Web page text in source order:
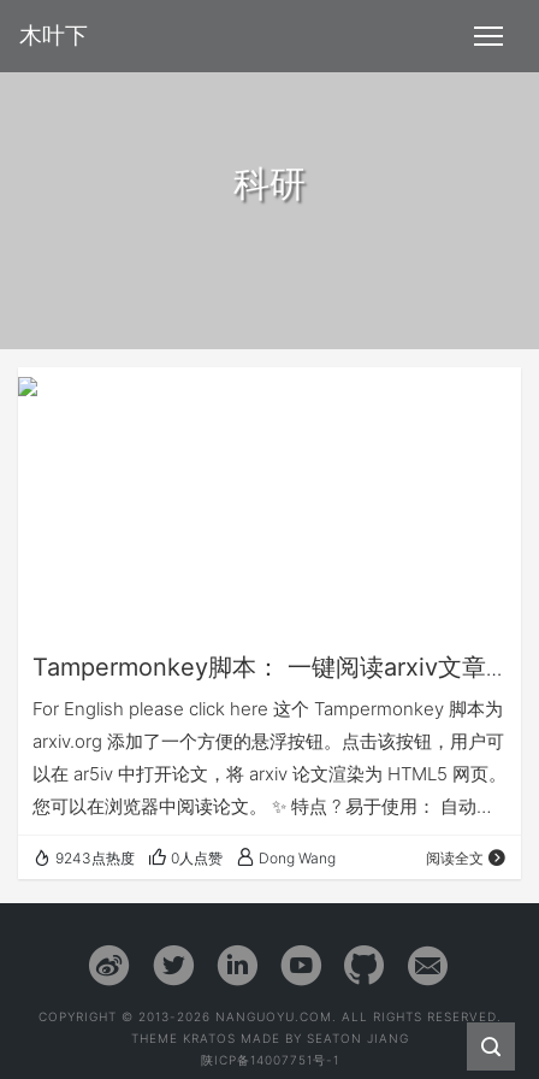
木叶下
科研
Tampermonkey脚本： 一键阅读arxiv文章
的HTML5页面
For English please click here 这个 Tampermonkey 脚本为
arxiv.org 添加了一个方便的悬浮按钮。点击该按钮，用户可
以在 ar5iv 中打开论文，将 arxiv 论文渲染为 HTML5 网页。
您可以在浏览器中阅读论文。 ✨ 特点 ? 易于使用： 自动在
钮仅在摘要页底部显示。 ? 安装 确保在您的浏览器中安装了
Tampermonkey。 点击 从 GitHub 安装。 ? 使用方法 安
9243点热度 0人点赞 Dong Wang 阅读全文
COPYRIGHT © 2013-2026 NANGUOYU.COM. ALL RIGHTS RESERVED.
THEME KRATOS MADE BY SEATON JIANG
陕ICP备14007751号-1